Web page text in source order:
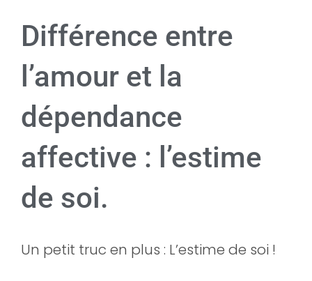
Différence entre
l’amour et la
dépendance
affective : l’estime
de soi.
Un petit truc en plus : L’estime de soi !